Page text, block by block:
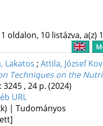
oldalon, 10 listázva, a(z)
Lakatos ; Attila, József
Techniques on the
3245 , 24 p. (2024)
URL
| Tudományos